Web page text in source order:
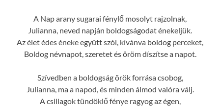
A Nap arany sugarai fénylő mosolyt rajzolnak,
Julianna, neved napján boldogságodat énekeljük.
Az élet édes éneke együtt szól, kívánva boldog perceket,
Boldog névnapot, szeretet és öröm díszítse a napot.
Szívedben a boldogság örök forrása csobog,
Julianna, ma a napod, és minden álmod valóra válj.
A csillagok tündöklő fénye ragyog az égen,